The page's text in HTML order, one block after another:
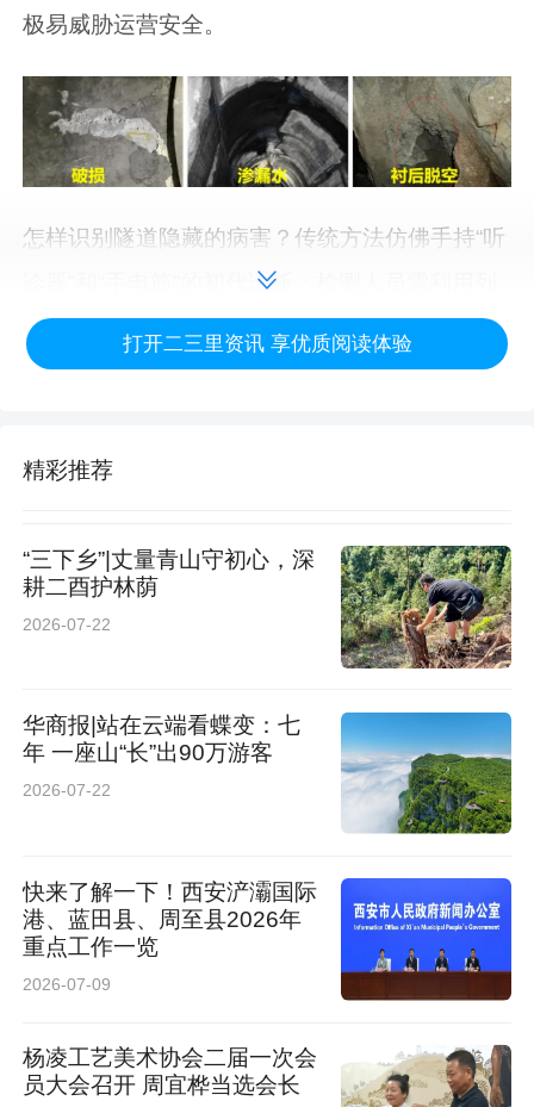
极易威胁运营安全。
怎样识别隧道隐藏的病害？传统方法仿佛手持“听
诊器”和“手电筒”的初代诊断：检测人员需利用列
车运行的短暂间歇（“天窗期”），深入昏暗隧
道，通过锤击壁面、聆听回声来凭经验判断。“这
难以形成客观、可追溯的数字化档案。”研究院汽
绍。
近年来，虽出现了需紧贴隧道壁面作业的探地雷
达技术，但其检测速度仅为3-5公里/小时，且因
隧道内管线、设备众多而需频繁启停，如同“走走
停停的慢速扫描”，远无法满足数万公里隧道网络
常态化、周期化检测的紧迫需求。
破局之道：用硬核科技直面现场难题
面对这一行业共性瓶颈，研究院汽车电子研究所/
概念验证中心苏涛团队敏锐洞察，依托学校在雷
厚积累，与某央企携手，启动了隧道支护结构非
打开二三里资讯 享优质阅读体验
精彩推荐
“三下乡”|丈量青山守初心，深
耕二酉护林荫
2026-07-22
华商报|站在云端看蝶变：七
年 一座山“长”出90万游客
2026-07-22
快来了解一下！西安浐灞国际
港、蓝田县、周至县2026年
重点工作一览
2026-07-09
杨凌工艺美术协会二届一次会
员大会召开 周宜桦当选会长